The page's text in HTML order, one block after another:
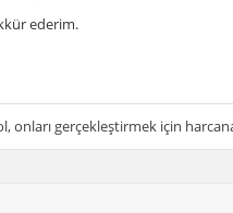
ederim.
onları gerçekleştirmek için